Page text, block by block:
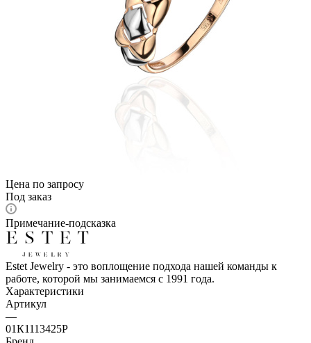
Цена по запросу
Под заказ
Примечание-подсказка
Estet Jewelry - это воплощение подхода нашей команды к
работе, которой мы занимаемся с 1991 года.
Характеристики
Артикул
—
01К1113425Р